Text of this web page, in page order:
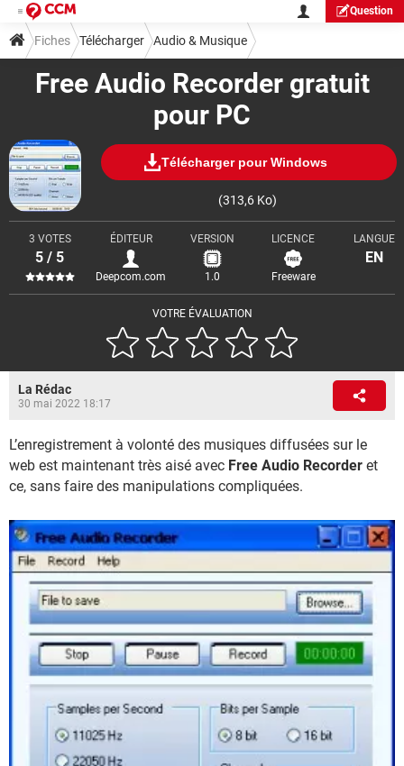
Question
Free Audio Recorder gratuit
pour PC
Télécharger pour Windows
(313,6 Ko)
VOTRE ÉVALUATION
3 VOTES
5 / 5
ÉDITEUR
Deepcom.com
VERSION
1.0
LICENCE
Freeware
LANGUE
EN
Fiches Télécharger Audio & Musique
La Rédac
30 mai 2022 18:17
L’enregistrement à volonté des musiques diffusées sur le
web est maintenant très aisé avec Free Audio Recorder et
ce, sans faire des manipulations compliquées.